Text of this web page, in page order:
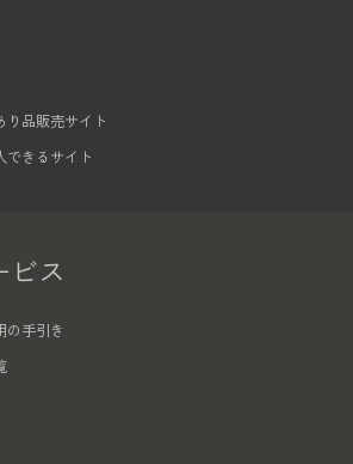
り品販売サイト
できるサイト
ビス
の手引き